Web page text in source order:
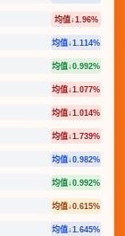
均值↓1.96%
均值↓1.114%
均值↓0.992%
均值↓1.077%
均值↓1.014%
均值↓1.739%
均值↓0.982%
均值↓0.992%
均值↓0.615%
均值↓1.645%